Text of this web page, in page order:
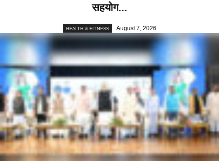
सहयोग...
HEALTH & FITNESS August 7, 2026